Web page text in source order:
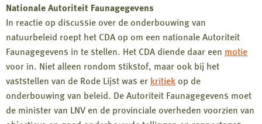
Nationale Autoriteit Faunagegevens
In reactie op discussie over de onderbouwing van
natuurbeleid roept het CDA op om een nationale Autoriteit
Faunagegevens in te stellen. Het CDA diende daar een motie
voor in. Niet alleen rondom stikstof, maar ook bij het
vaststellen van de Rode Lijst was er kritiek op de
onderbouwing van beleid. De Autoriteit Faunagegevens moet
de minister van LNV en de provinciale overheden voorzien van